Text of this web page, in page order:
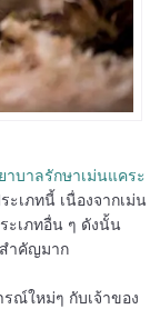
าบาลรักษาเม่นแคระ
เภทนี้ เนื่องจากเม่น
ะเภทอื่น ๆ ดังนั้น
ำคัญมาก
รณ์ใหม่ๆ กับเจ้าของ